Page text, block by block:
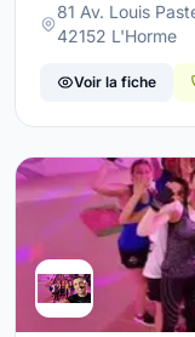
81 Av. Louis
42152 L'Horme
Voir la fiche